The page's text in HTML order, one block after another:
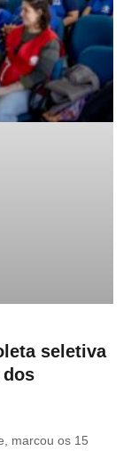
seletiva
marcou os 15